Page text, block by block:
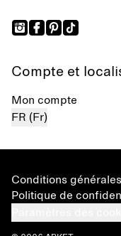
Compte et
Mon compte
FR (Fr)
Conditions générales
Politique de